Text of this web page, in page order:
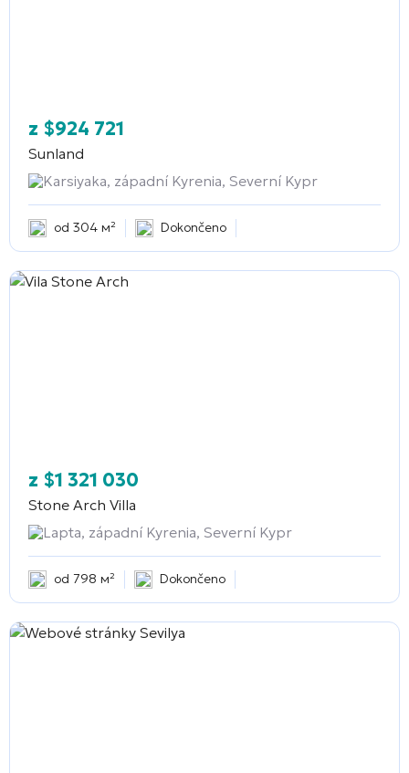
z $924 721
Sunland
Karsiyaka, západní Kyrenia, Severní Kypr
od 304 м² Dokončeno
z $1 321 030
Stone Arch Villa
Lapta, západní Kyrenia, Severní Kypr
od 798 м² Dokončeno